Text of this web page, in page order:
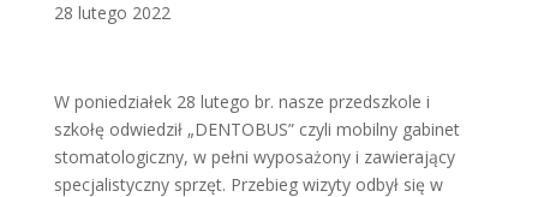
28 lutego 2022
W poniedziałek 28 lutego br. nasze przedszkole i
szkołę odwiedził „DENTOBUS” czyli mobilny gabinet
stomatologiczny, w pełni wyposażony i zawierający
specjalistyczny sprzęt. Przebieg wizyty odbył się w